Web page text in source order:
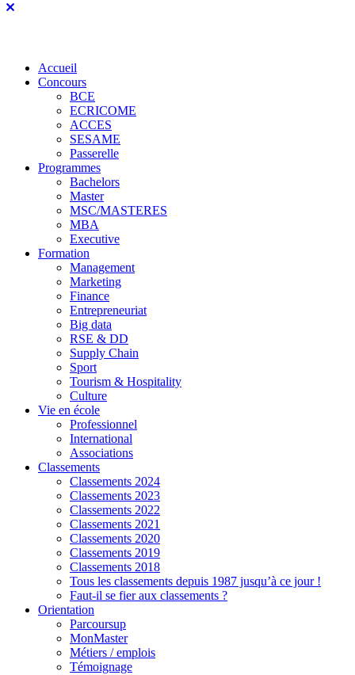
Accueil
Concours
BCE
ECRICOME
ACCES
SESAME
Passerelle
Programmes
Bachelors
Master
MSC/MASTERES
MBA
Executive
Formation
Management
Marketing
Finance
Entrepreneuriat
Big data
RSE & DD
Supply Chain
Sport
Tourism & Hospitality
Culture
Vie en école
Professionnel
International
Associations
Classements
Classements 2024
Classements 2023
Classements 2022
Classements 2021
Classements 2020
Classements 2019
Classements 2018
Tous les classements depuis 1987 jusqu’à ce jour !
Faut-il se fier aux classements ?
Orientation
Parcoursup
MonMaster
Métiers / emplois
Témoignage